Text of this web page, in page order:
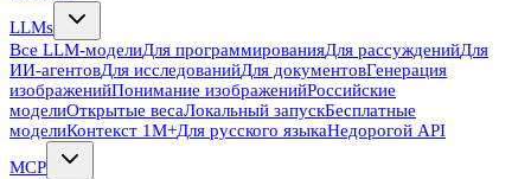
LLMs
Все LLM-моделиДля программированияДля рассужденийДля
ИИ-агентовДля исследованийДля документовГенерация
изображенийПонимание изображенийРоссийские
моделиОткрытые весаЛокальный запускБесплатные
моделиКонтекст 1M+Для русского языкаНедорогой API
MCP